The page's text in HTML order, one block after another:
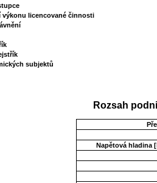
výkonu licencované činnosti
subjektů
Rozsah
Napětová hladina